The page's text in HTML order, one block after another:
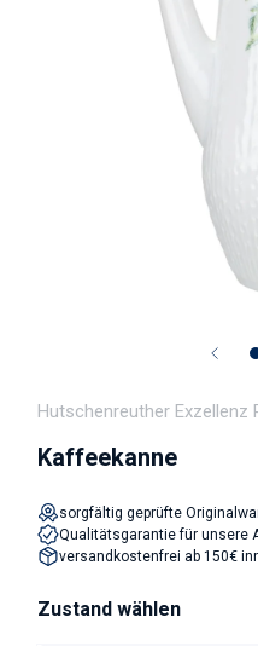
Hutschenreuther Exzellenz
Kaffeekanne
sorgfältig geprüfte
Qualitätsgarantie für unsere
versandkostenfrei ab 150€
Zustand wählen